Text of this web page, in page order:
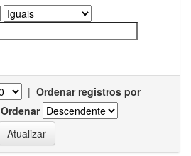
| Ordenar registros por
Ordenar